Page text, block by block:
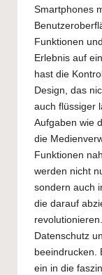
Smartphones
Funktionen
Erlebnis auf
hast die
Design, das
auch flüssiger
Aufgaben wie
die
Funktionen
werden nicht
sondern auch
die darauf
Datenschutz
beeindrucken.
ein in die